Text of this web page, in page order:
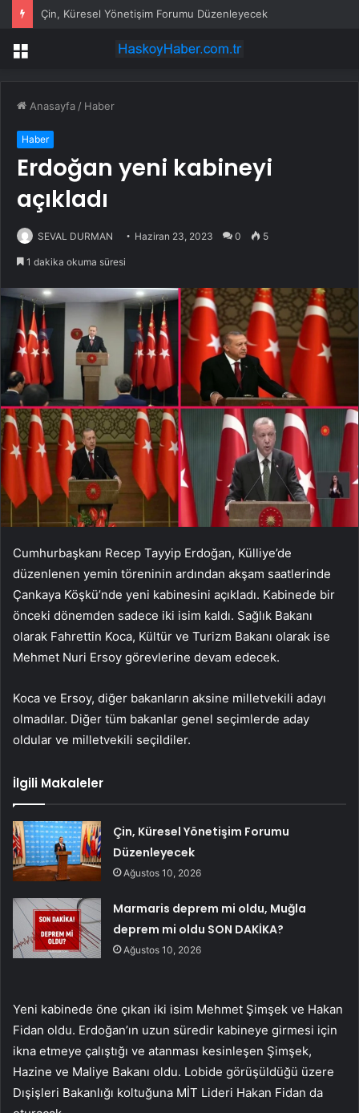
Çin, Küresel Yönetişim Forumu Düzenleyecek
Menü
Anasayfa / Haber
Haber
Erdoğan yeni kabineyi
açıkladı
SEVAL DURMAN Haziran 23, 2023 0 5
1 dakika okuma süresi
Cumhurbaşkanı Recep Tayyip Erdoğan, Külliye’de
düzenlenen yemin töreninin ardından akşam saatlerinde
Çankaya Köşkü’nde yeni kabinesini açıkladı. Kabinede bir
önceki dönemden sadece iki isim kaldı. Sağlık Bakanı
olarak Fahrettin Koca, Kültür ve Turizm Bakanı olarak ise
Mehmet Nuri Ersoy görevlerine devam edecek.
Koca ve Ersoy, diğer bakanların aksine milletvekili adayı
olmadılar. Diğer tüm bakanlar genel seçimlerde aday
oldular ve milletvekili seçildiler.
İlgili Makaleler
Çin, Küresel Yönetişim Forumu
Düzenleyecek
Ağustos 10, 2026
Marmaris deprem mi oldu, Muğla
deprem mi oldu SON DAKİKA?
Ağustos 10, 2026
Yeni kabinede öne çıkan iki isim Mehmet Şimşek ve Hakan
Fidan oldu. Erdoğan’ın uzun süredir kabineye girmesi için
ikna etmeye çalıştığı ve atanması kesinleşen Şimşek,
Hazine ve Maliye Bakanı oldu. Lobide görüşüldüğü üzere
Dışişleri Bakanlığı koltuğuna MİT Lideri Hakan Fidan da